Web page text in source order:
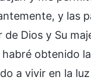
y las
Dios y Su
obtenido
a vivir en la